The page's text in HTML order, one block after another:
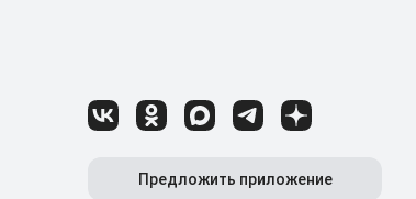
Предложить приложение